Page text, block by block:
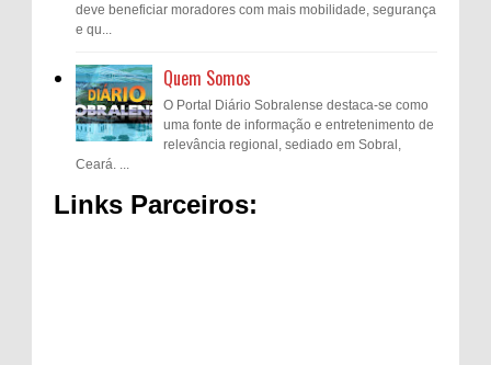
deve beneficiar moradores com mais mobilidade, segurança
e qu...
Quem Somos
O Portal Diário Sobralense destaca-se como
uma fonte de informação e entretenimento de
relevância regional, sediado em Sobral,
Ceará. ...
Links Parceiros: